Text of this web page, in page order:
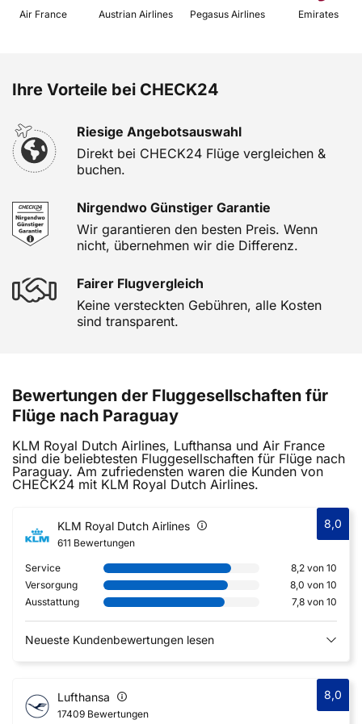
Air France Austrian Airlines Emirates
Ihre Vorteile bei CHECK24
Riesige Angebotsauswahl
Direkt bei CHECK24 Flüge vergleichen &
buchen.
Nirgendwo Günstiger Garantie
Wir garantieren den besten Preis. Wenn
nicht, übernehmen wir die Differenz.
Fairer Flugvergleich
Keine versteckten Gebühren, alle Kosten
sind transparent.
Bewertungen der Fluggesellschaften für
Flüge nach Paraguay
KLM Royal Dutch Airlines, Lufthansa und Air France
sind die beliebtesten Fluggesellschaften für Flüge nach
Paraguay. Am zufriedensten waren die Kunden von
CHECK24 mit KLM Royal Dutch Airlines.
KLM Royal Dutch Airlines
611 Bewertungen
8,0
Service
8,2 von 10
Versorgung
8,0 von 10
Ausstattung
7,8 von 10
Neueste Kundenbewertungen lesen
Lufthansa
17409 Bewertungen
8,0